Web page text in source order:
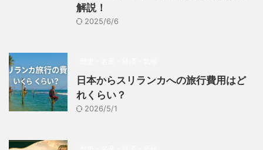
解説！
2025/6/6
日本からスリランカへの旅行費用はど
れくらい？
2026/5/1